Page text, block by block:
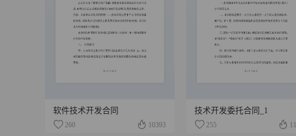
软件技术开发合同
260 10393
技术开发委托合同_1
255